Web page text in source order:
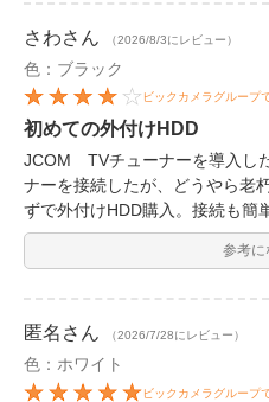
さわさん （2026/8/3にレビュー）
色：ブラック
ビックカメラグループ
初めての外付けHDD
JCOM TVチューナーを導入し
ナーを接続したが、どうやら老
ずで外付けHDD購入。接続も簡
参考に
匿名 さん （2026/7/28にレビュー）
色：ホワイト
ビックカメラグループ